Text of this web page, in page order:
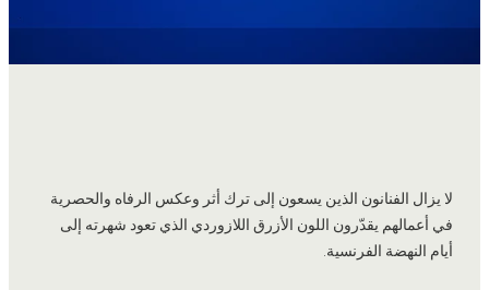
لا يزال الفنانون الذين يسعون إلى ترك أثر وعكس الرفاه والحصرية
في أعمالهم يقدّرون اللون الأزرق اللازوردي الذي تعود شهرته إلى
أيام النهضة الفرنسية.